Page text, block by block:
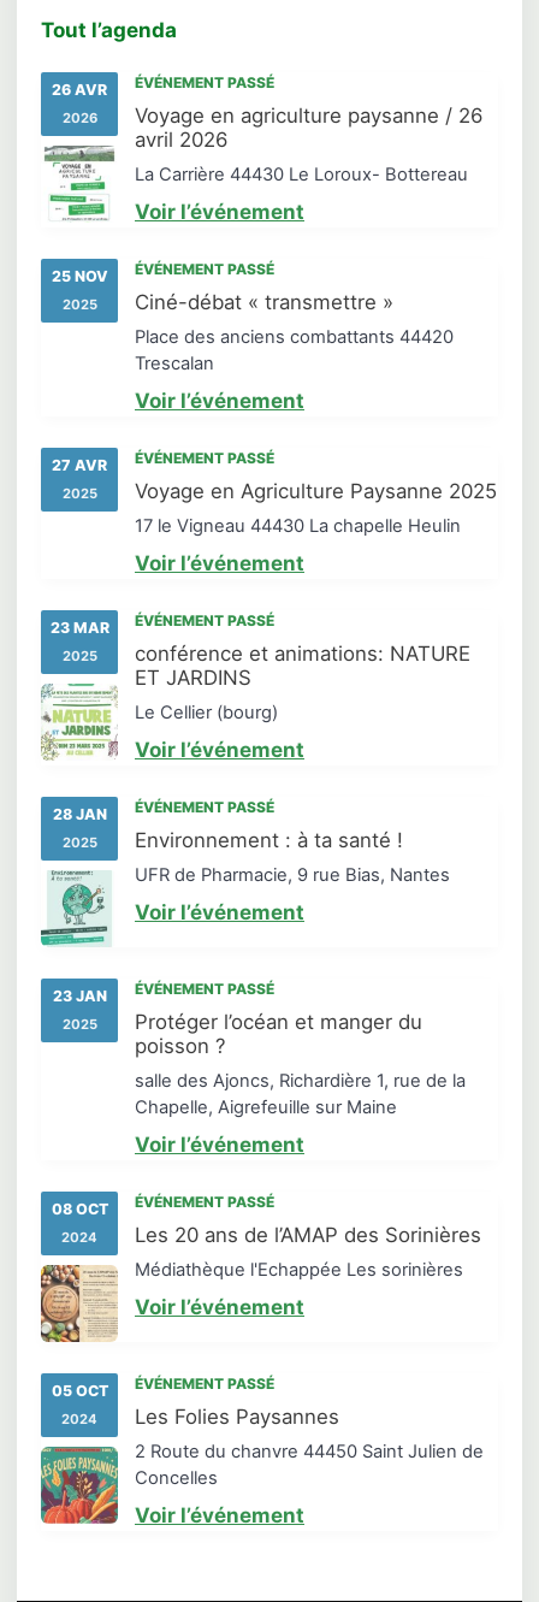
Tout l’agenda
26 AVR
2026
ÉVÉNEMENT PASSÉ
Voyage en agriculture paysanne / 26
avril 2026
La Carrière 44430 Le Loroux- Bottereau
Voir l’événement
25 NOV
2025
ÉVÉNEMENT PASSÉ
Ciné-débat « transmettre »
Place des anciens combattants 44420
Trescalan
Voir l’événement
27 AVR
2025
ÉVÉNEMENT PASSÉ
Voyage en Agriculture Paysanne 2025
17 le Vigneau 44430 La chapelle Heulin
Voir l’événement
23 MAR
2025
ÉVÉNEMENT PASSÉ
conférence et animations: NATURE
ET JARDINS
Le Cellier (bourg)
Voir l’événement
28 JAN
2025
ÉVÉNEMENT PASSÉ
Environnement : à ta santé !
UFR de Pharmacie, 9 rue Bias, Nantes
Voir l’événement
23 JAN
2025
ÉVÉNEMENT PASSÉ
Protéger l’océan et manger du
poisson ?
salle des Ajoncs, Richardière 1, rue de la
Chapelle, Aigrefeuille sur Maine
Voir l’événement
08 OCT
2024
ÉVÉNEMENT PASSÉ
Les 20 ans de l’AMAP des Sorinières
Médiathèque l'Echappée Les sorinières
Voir l’événement
05 OCT
2024
ÉVÉNEMENT PASSÉ
Les Folies Paysannes
2 Route du chanvre 44450 Saint Julien de
Concelles
Voir l’événement